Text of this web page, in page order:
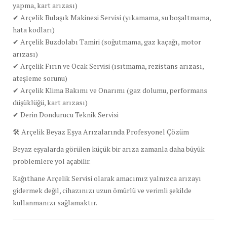
yapma, kart arızası)
✔ Arçelik Bulaşık Makinesi Servisi (yıkamama, su boşaltmama,
hata kodları)
✔ Arçelik Buzdolabı Tamiri (soğutmama, gaz kaçağı, motor
arızası)
✔ Arçelik Fırın ve Ocak Servisi (ısıtmama, rezistans arızası,
ateşleme sorunu)
✔ Arçelik Klima Bakımı ve Onarımı (gaz dolumu, performans
düşüklüğü, kart arızası)
✔ Derin Dondurucu Teknik Servisi
🛠 Arçelik Beyaz Eşya Arızalarında Profesyonel Çözüm
Beyaz eşyalarda görülen küçük bir arıza zamanla daha büyük
problemlere yol açabilir.
Kağıthane Arçelik Servisi olarak amacımız yalnızca arızayı
gidermek değil, cihazınızı uzun ömürlü ve verimli şekilde
kullanmanızı sağlamaktır.